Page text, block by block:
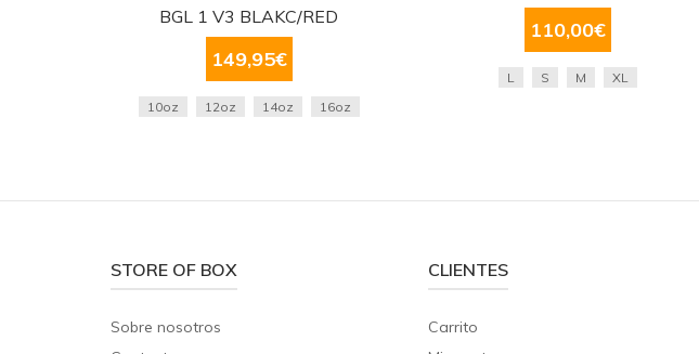
BGL 1 V3 BLAKC/RED
149,95€
10oz 12oz 14oz 16oz
110,00€
L S M XL
STORE OF BOX
Sobre nosotros
CLIENTES
Carrito